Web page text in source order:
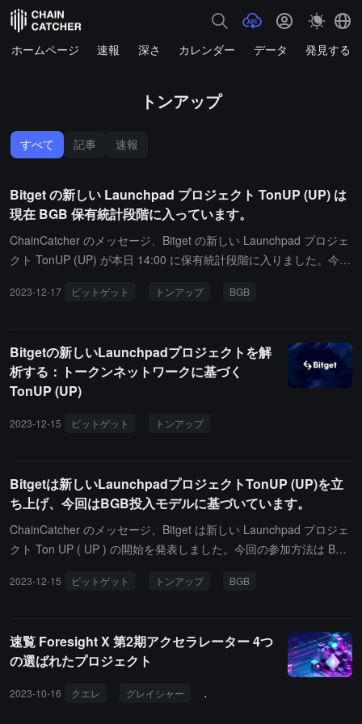
ホームページ 速報 深さ カレンダー データ 発見する
トンアップ
すべて 記事 速報
Bitget の新しい Launchpad プロジェクト TonUP (UP) は
現在 BGB 保有統計段階に入っています。
ChainCatcher のメッセージ、Bitget の新しい Launchpad プロジェ
クト TonUP (UP) が本日 14:00 に保有統計段階に入りました。今回
計段階内で、ユーザーの資産アカウントの保有スナップショットを
ユーザーの全アカウントの BGB 保有（現物アカウント保有、レバ
レッジアカウント保有、契約アカウント保有、P2P アカウント保
有、資産運用アカウント保有、凍結/ロックされた BGB を含む）が
BGB はロックされ、統計配分を待ちます。
2023-12-17 ビットゲット トンアップ BGB
Bitgetの新しいLaunchpadプロジェクトを解
析する：トークンネットワークに基づく
TonUP (UP)
2023-12-15 ビットゲット トンアップ
Bitgetは新しいLaunchpadプロジェクトTonUP (UP)を立
ち上げ、今回はBGB投入モデルに基づいています。
ChainCatcher のメッセージ、Bitget は新しい Launchpad プロジェ
クト Ton UP ( UP ) の開始を発表しました。今回の参加方法は BGB
ーの資産アカウントの保有スナップショットを取得し、ユーザーの
有、契約アカウント保有、P2P アカウント保有、資産運用アカウン
ト保有、凍結/ロックされた BGB を含む）が統計に含まれます。投
統計配分を待ちます。Ton UP ( UP ) Launchpad スケジュール（UT
2023-12-15 ビットゲット トンアップ BGB
速覧 Foresight X 第2期アクセラレーター 4つ
の選ばれたプロジェクト
2023-10-16 クエレ グレイシャー